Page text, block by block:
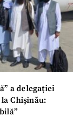
a delegației
Chișinău: